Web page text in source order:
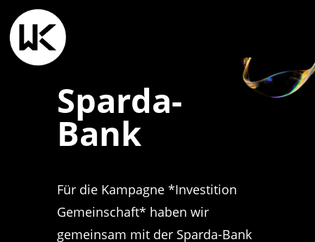
Sparda-
Bank
Für die Kampagne *Investition
Gemeinschaft* haben wir
gemeinsam mit der Sparda-Bank